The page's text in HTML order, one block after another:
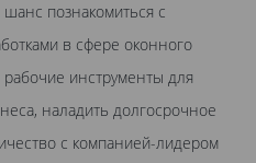
познакомиться с
в сфере оконного
рабочие инструменты для
наладить долгосрочное
с компанией-лидером